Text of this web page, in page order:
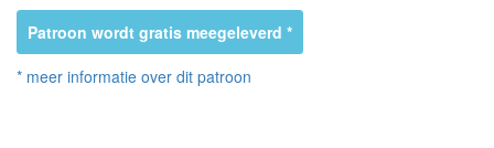
Patroon wordt gratis meegeleverd *
* meer informatie over dit patroon